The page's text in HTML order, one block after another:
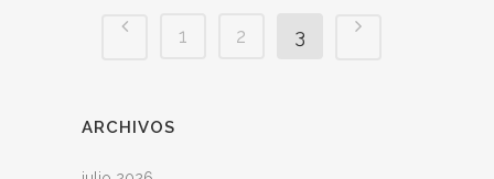
1 2 3
ARCHIVOS